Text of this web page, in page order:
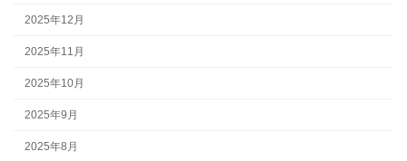
2025年12月
2025年11月
2025年10月
2025年9月
2025年8月